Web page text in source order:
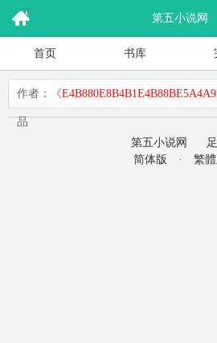
第五小说网
首页 书库
作者：《
品
第五小说网
简体版
· 繁體